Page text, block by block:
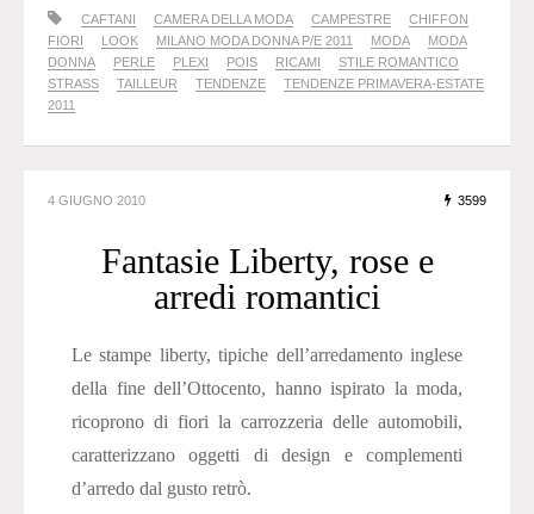
CAFTANI CAMERA DELLA MODA CAMPESTRE
CHIFFON
FIORI
LOOK MILANO MODA DONNA P/E 2011 MODA
MODA
DONNA
PERLE PLEXI POIS RICAMI
STILE ROMANTICO
STRASS
TAILLEUR TENDENZE
TENDENZE PRIMAVERA-ESTATE
2011
4 GIUGNO 2010 3599
Fantasie Liberty, rose e
arredi romantici
Le stampe liberty, tipiche dell’arredamento inglese
della fine dell’Ottocento, hanno ispirato la moda,
ricoprono di fiori la carrozzeria delle automobili,
caratterizzano oggetti di design e complementi
d’arredo dal gusto retrò.